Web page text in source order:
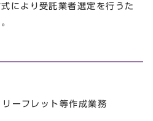
により受託業者選定を行うた
ーフレット等作成業務